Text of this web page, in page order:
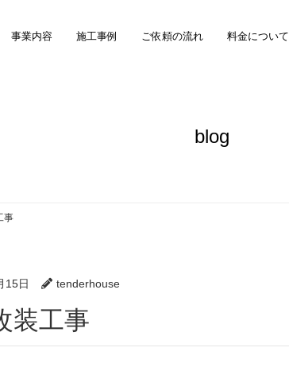
事業内容 施工事例 ご依頼の流れ 料金について
blog
事
15日 tenderhouse
装工事